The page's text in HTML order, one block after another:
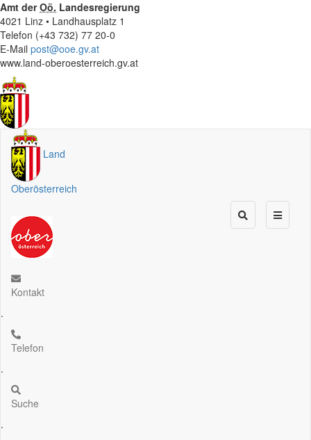
Amt derOö. Landesregierung
4021 Linz • Landhausplatz 1
Telefon (+43 732) 77 20-0
E-Mail post@ooe.gv.at
www.land-oberoesterreich.gv.at
Land
Oberösterreich
Kontakt
.
Telefon
.
Suche
.